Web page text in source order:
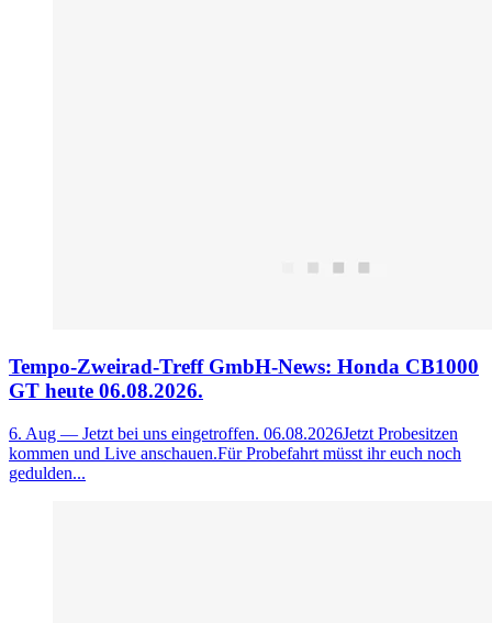
Tempo-Zweirad-Treff GmbH-News: Honda CB1000
GT heute 06.08.2026.
6. Aug — Jetzt bei uns eingetroffen. 06.08.2026Jetzt Probesitzen
kommen und Live anschauen.Für Probefahrt müsst ihr euch noch
gedulden...